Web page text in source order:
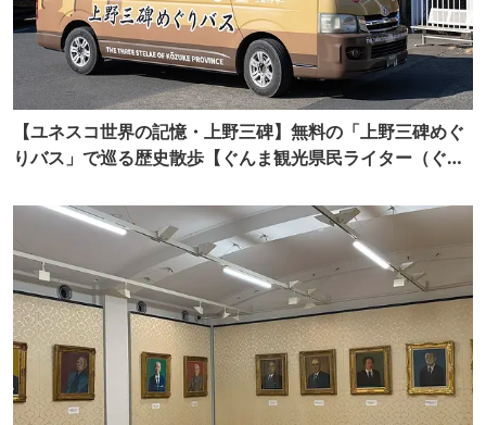
【ユネスコ世界の記憶・上野三碑】無料の「上野三碑めぐ
りバス」で巡る歴史散歩【ぐんま観光県民ライター（ぐん